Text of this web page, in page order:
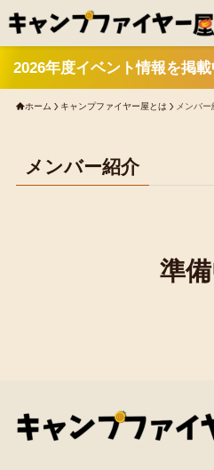
2026年度イベント情報を掲載
ホーム キャンプファイヤー屋とは メンバー
メンバー紹介
準